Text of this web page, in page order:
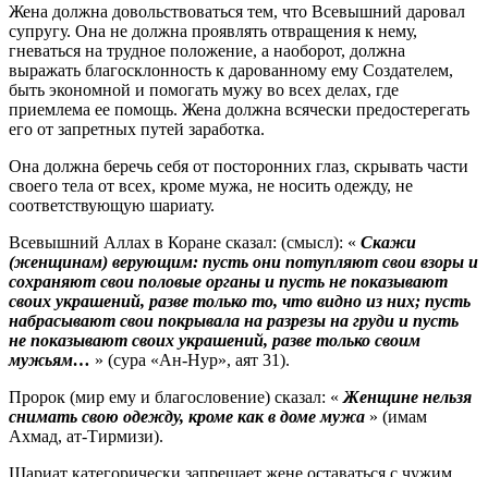
Жена должна довольствоваться тем, что Всевышний даровал
супругу. Она не должна проявлять отвращения к нему,
гневаться на трудное положение, а наоборот, должна
выражать благосклонность к дарованному ему Создателем,
быть экономной и помогать мужу во всех делах, где
приемлема ее помощь. Жена должна всячески предостерегать
его от запретных путей заработка.
Она должна беречь себя от посторонних глаз, скрывать части
своего тела от всех, кроме мужа, не носить одежду, не
соответствующую шариату.
Всевышний Аллах в Коране сказал: (смысл): « Скажи
(женщинам) верующим: пусть они потупляют свои взоры и
сохраняют свои половые органы и пусть не показывают
своих украшений, разве только то, что видно из них; пусть
набрасывают свои покрывала на разрезы на груди и пусть
не показывают своих украшений, разве только своим
мужьям… » (сура «Ан-Нур», аят 31).
Пророк (мир ему и благословение) сказал: « Женщине нельзя
снимать свою одежду, кроме как в доме мужа » (имам
Ахмад, ат-Тирмизи).
Шариат категорически запрещает жене оставаться с чужим